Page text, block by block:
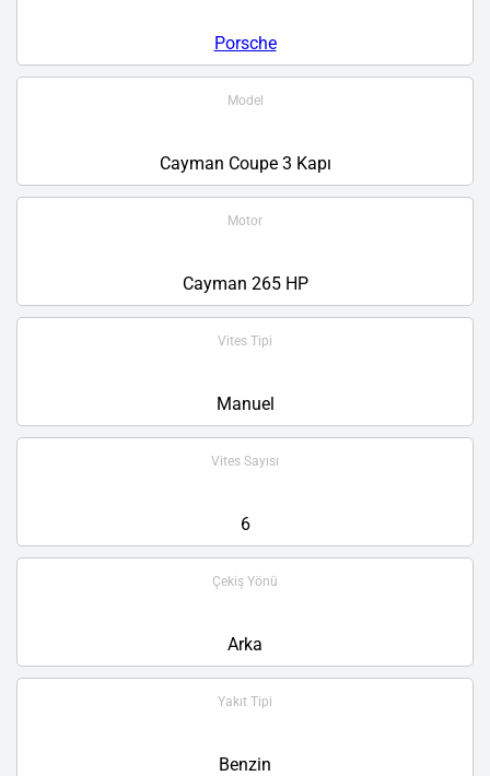
Porsche
Model
Cayman Coupe 3 Kapı
Motor
Cayman 265 HP
Vites Tipi
Manuel
Vites Sayısı
6
Çekiş Yönü
Arka
Yakıt Tipi
Benzin